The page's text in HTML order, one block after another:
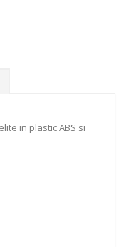
in plastic ABS si